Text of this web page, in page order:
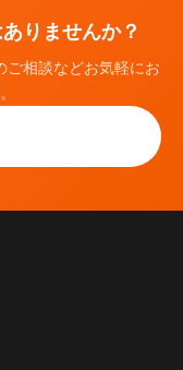
りませんか？
ご相談などお気軽にお